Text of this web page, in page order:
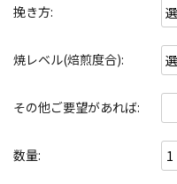
挽き方:
焼レベル(焙煎度合):
その他ご要望があれば:
数量: